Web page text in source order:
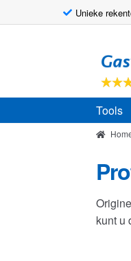
Unieke
door
naar
naar
de
inhoud
Tools
kunt u